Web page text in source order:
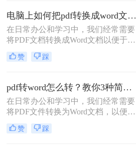
将介绍两种可以免费使用的PDF转
Word的方法。
电脑上如何把pdf转换成word文档？推荐二个快捷好用的转换方法！
在日常办公和学习中，我们经常需要
将PDF文档转换成Word文档以便于编
辑和修改。那么电脑上如何把pdf转换
成word文档呢？本文将介绍两种常用
赞 踩
pdf转word怎么转？教你3种简单转换方法！
在日常办公和学习中，我们经常需要
将PDF文件转换为Word文档，以便进
行编辑和修改。那么pdf转word怎么转
呢？本文将介绍三种将PDF转换为
赞 踩